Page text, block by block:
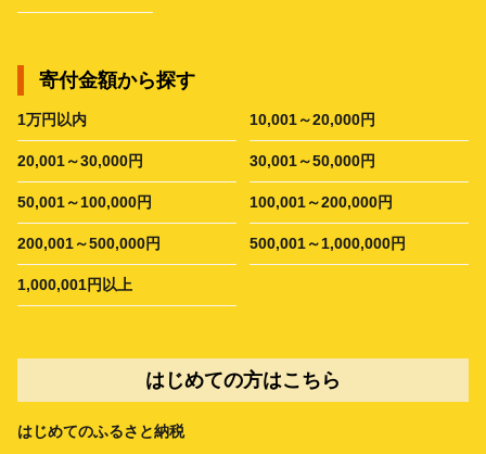
寄付金額から探す
1万円以内 10,001～20,000円
20,001～30,000円 30,001～50,000円
50,001～100,000円 100,001～200,000円
200,001～500,000円 500,001～1,000,000円
1,000,001円以上
はじめての方はこちら
はじめてのふるさと納税